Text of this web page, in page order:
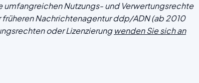
Nutzungs- und Verwertungsrechte
Nachrichtenagentur ddp/ADN (ab 2010
oder Lizenzierungwenden Sie sich an